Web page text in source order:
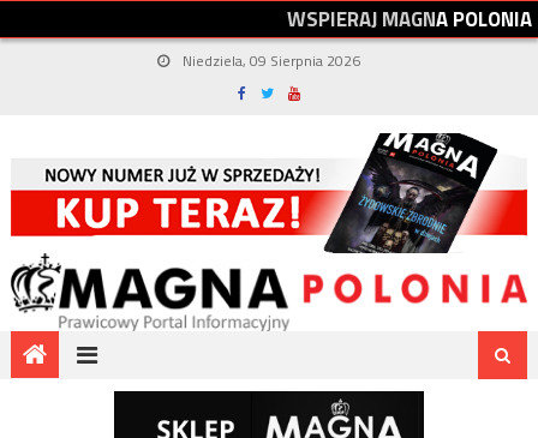
WSPIERAJMAGNAPOLONIA
Niedziela, 09 Sierpnia 2026